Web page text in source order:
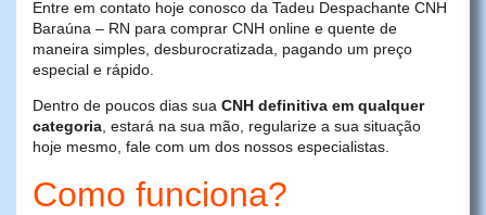
Entre em contato hoje conosco da Tadeu Despachante CNH
Baraúna – RN para comprar CNH online e quente de
maneira simples, desburocratizada, pagando um preço
especial e rápido.
Dentro de poucos dias sua CNH definitiva em qualquer
categoria, estará na sua mão, regularize a sua situação
hoje mesmo, fale com um dos nossos especialistas.
Como funciona?